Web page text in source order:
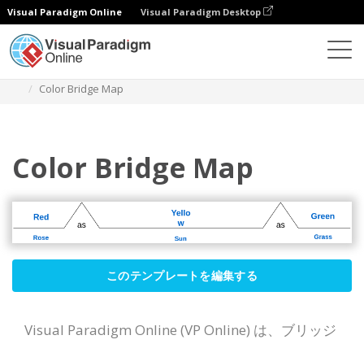
Visual Paradigm Online Visual Paradigm Desktop
Color Bridge Map
Color Bridge Map
このテンプレートを編集する
Visual Paradigm Online (VP Online) は、ブリッジ